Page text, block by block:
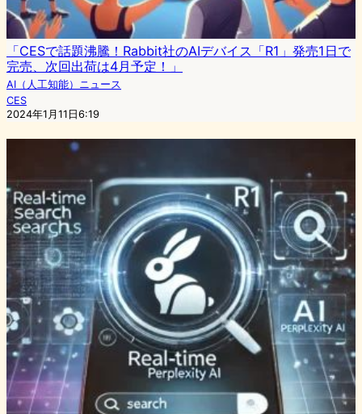
「CESで話題沸騰！Rabbit社のAIデバイス「R1」発売1日で
完売、次回出荷は4月予定！」
AI（人工知能）ニュース
CES
2024年1月11日6:19